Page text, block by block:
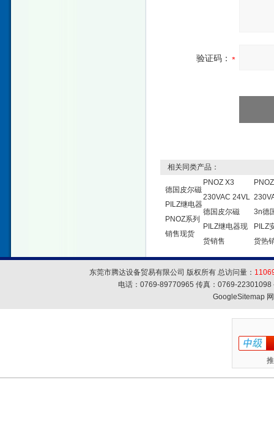
验证码：
相关同类产品：
德国皮尔磁
PILZ继电器
PNOZ系列
销售现货
PNOZ X3
230VAC 24VL
德国皮尔磁
PILZ继电器现
货销售
3n德
PILZ
货热
东莞市腾达设备贸易有限公司 版权所有 总访问量：
电话：0769-89770965 传真：0769-
GoogleSitemap网